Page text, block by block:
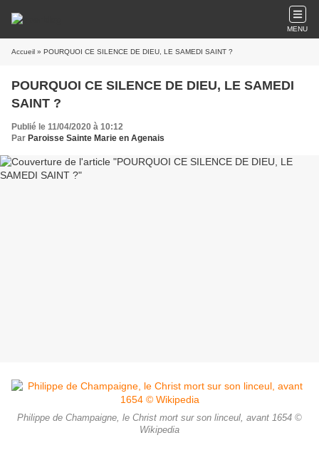
MENU
Accueil » POURQUOI CE SILENCE DE DIEU, LE SAMEDI SAINT ?
POURQUOI CE SILENCE DE DIEU, LE SAMEDI
SAINT ?
Publié le 11/04/2020 à 10:12
Par Paroisse Sainte Marie en Agenais
Philippe de Champaigne, le Christ mort sur son linceul, avant 1654 ©
Wikipedia